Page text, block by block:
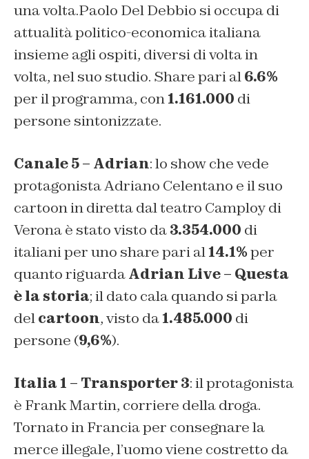
una volta.Paolo Del Debbio si occupa di
attualità politico-economica italiana
insieme agli ospiti, diversi di volta in
volta, nel suo studio. Share pari al6.6%
per il programma, con1.161.000 di
persone sintonizzate.
Canale 5 – Adrian: lo show che vede
protagonista Adriano Celentano e il suo
cartoon in diretta dal teatro Camploy di
Verona è stato visto da3.354.000 di
italiani per uno share pari al14.1%per
quanto riguardaAdrian Live – Questa
è la storia; il dato cala quando si parla
delcartoon, visto da1.485.000 di
persone (9,6%).
Italia 1 – Transporter 3: il protagonista
è Frank Martin, corriere della droga.
Tornato in Francia per consegnare la
merce illegale, l’uomo viene costretto da